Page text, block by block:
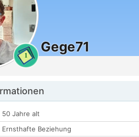
1
Gege71
50 Jahre alt
Ernsthafte Beziehung